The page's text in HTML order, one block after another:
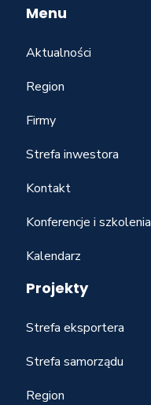
Menu
Aktualności
Region
Firmy
Strefa inwestora
Kontakt
Konferencje i szkolenia
Kalendarz
Projekty
Strefa eksportera
Strefa samorządu
Region